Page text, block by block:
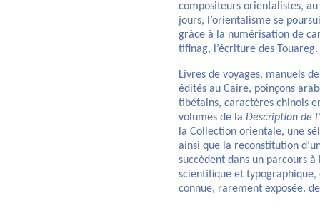
compositeurs orientalistes, au
jours, l’orientalisme se
grâce à la numérisation de
tifinag, l’écriture des Touareg.
Livres de voyages, manuels
édités au Caire, poinçons
tibétains, caractères chinois
volumes de la Description de
la Collection orientale, une
ainsi que la reconstitution
succèdent dans un parcours
scientifique et
connue, rarement exposée,